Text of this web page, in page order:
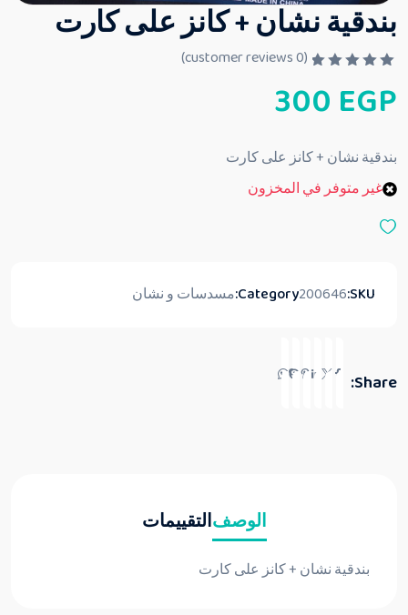
بندقية نشان + كانز على كارت
م
ا
ي
م
ن
(
0
300 EGP
بندقية نشان + كانز على كارت
غير متوفر في المخزون
SKU:
200646
Category: مسدسات و نشان
Share:
الوصفالتقييمات
بندقية نشان + كانز على كارت